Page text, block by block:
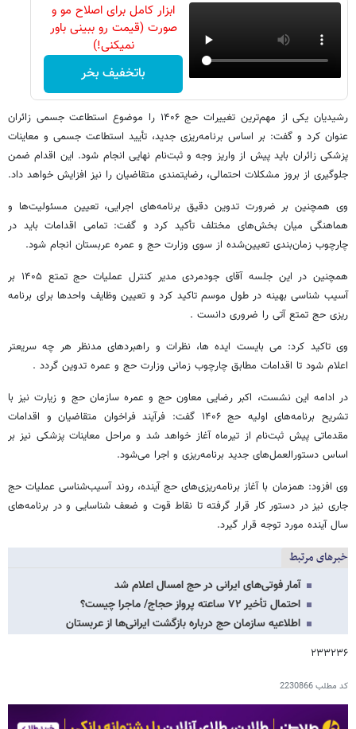
ابزار کامل برای اصلاح مو و
صورت (قیمت رو ببینی باور
نمیکنی!)
باتخفیف بخر
رشیدیان یکی از مهم‌ترین تغییرات حج ۱۴۰۶ را موضوع استطاعت جسمی زائران
عنوان کرد و گفت: بر اساس برنامه‌ریزی جدید، تأیید استطاعت جسمی و معاینات
پزشکی زائران باید پیش از واریز وجه و ثبت‌نام نهایی انجام شود. این اقدام ضمن
جلوگیری از بروز مشکلات احتمالی، رضایتمندی متقاضیان را نیز افزایش خواهد داد.
وی همچنین بر ضرورت تدوین دقیق برنامه‌های اجرایی، تعیین مسئولیت‌ها و
هماهنگی میان بخش‌های مختلف تأکید کرد و گفت: تمامی اقدامات باید در
چارچوب زمان‌بندی تعیین‌شده از سوی وزارت حج و عمره عربستان انجام شود.
همچنین در این جلسه آقای جودمردی مدیر کنترل عملیات حج تمتع ۱۴۰۵ بر
آسیب شناسی بهینه در طول موسم تاکید کرد و تعیین وظایف واحدها برای برنامه
ریزی حج تمتع آتی را ضروری دانست .
وی تاکید کرد: می بایست ایده ها، نظرات و راهبردهای مدنظر هر چه سریعتر
اعلام شود تا اقدامات مطابق چارچوب زمانی وزارت حج و عمره تدوین گردد .
در ادامه این نشست، اکبر رضایی معاون حج و عمره سازمان حج و زیارت نیز با
تشریح برنامه‌های اولیه حج ۱۴۰۶ گفت: فرآیند فراخوان متقاضیان و اقدامات
مقدماتی پیش ثبت‌نام از تیرماه آغاز خواهد شد و مراحل معاینات پزشکی نیز بر
اساس دستورالعمل‌های جدید برنامه‌ریزی و اجرا می‌شود.
وی افزود: همزمان با آغاز برنامه‌ریزی‌های حج آینده، روند آسیب‌شناسی عملیات حج
جاری نیز در دستور کار قرار گرفته تا نقاط قوت و ضعف شناسایی و در برنامه‌های
سال آینده مورد توجه قرار گیرد.
خبرهای مرتبط
آمار فوتی‌های ایرانی در حج امسال اعلام شد
احتمال تأخیر ۷۲ ساعته پرواز حجاج/ ماجرا چیست؟
اطلاعیه سازمان حج درباره بازگشت ایرانی‌ها از عربستان
۲۳۳۲۳۶
کد مطلب2230866